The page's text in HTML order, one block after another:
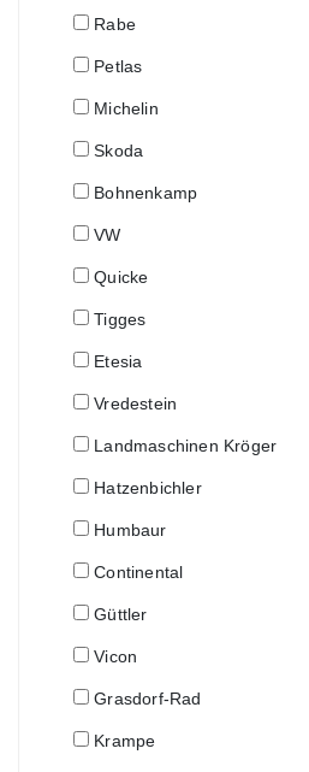
Rabe
Petlas
Michelin
Skoda
Bohnenkamp
VW
Quicke
Tigges
Etesia
Vredestein
Landmaschinen Kröger
Hatzenbichler
Humbaur
Continental
Güttler
Vicon
Grasdorf-Rad
Krampe